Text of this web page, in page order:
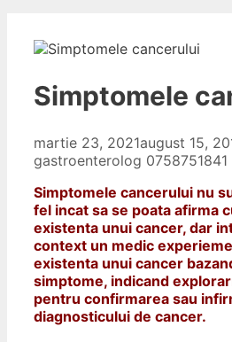
Simptomele
martie 23, 2021august 15,
gastroenterolog 0758751841
Simptomele cancerului nu
fel incat sa se poata afirma
existenta unui cancer, dar
context un medic
existenta unui cancer
simptome, indicand
pentru confirmarea sau
diagnosticului de cancer.